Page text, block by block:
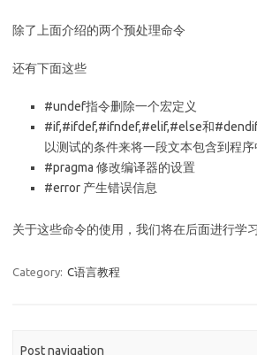
除了上面介绍的两个预处理命令
还有下面这些
#undef指令删除一个宏定义
#if,#ifdef,#ifndef,#elif,#else和
以测试的条件来将一段文本包含到程序
#pragma 修改编译器的设置
#error 产生错误信息
关于这些命令的使用，我们将在后面进行学习
Category: C语言教程
Post navigation